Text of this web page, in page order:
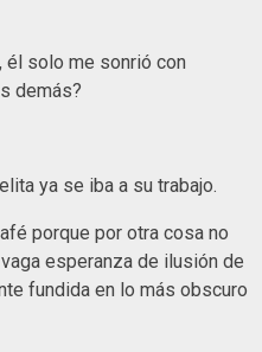
solo me sonrió con
demás?
ya se iba a su trabajo.
porque por otra cosa no
esperanza de ilusión de
fundida en lo más obscuro